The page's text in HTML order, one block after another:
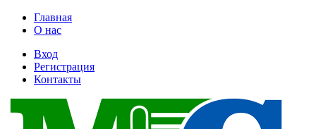
Главная
О нас
Вход
Регистрация
Контакты